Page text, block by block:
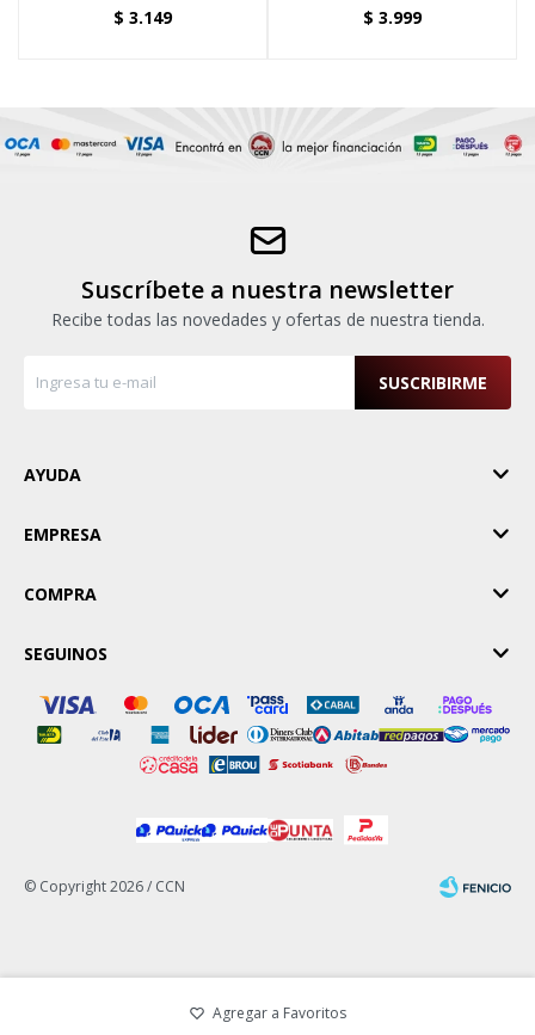
$ 3.149
TONELADA 3 METRO
$ 3.999
Suscríbete a nuestra newsletter
Recibe todas las novedades y ofertas de nuestra tienda.
SUSCRIBIRME
AYUDA
EMPRESA
COMPRA
SEGUINOS
© Copyright 2026 / CCN